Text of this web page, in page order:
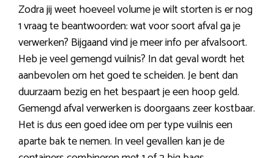
Zodra jij weet hoeveel volume je wilt storten is er nog
1 vraag te beantwoorden: wat voor soort afval ga je
verwerken? Bijgaand vind je meer info per afvalsoort.
Heb je veel gemengd vuilnis? In dat geval wordt het
aanbevolen om het goed te scheiden. Je bent dan
duurzaam bezig en het bespaart je een hoop geld.
Gemengd afval verwerken is doorgaans zeer kostbaar.
Het is dus een goed idee om per type vuilnis een
aparte bak te nemen. In veel gevallen kan je de